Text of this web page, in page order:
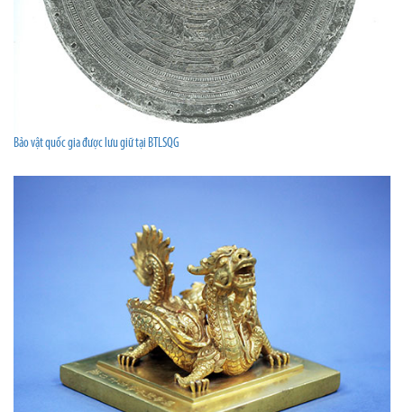
Bảo vật quốc gia được lưu giữ tại BTLSQG